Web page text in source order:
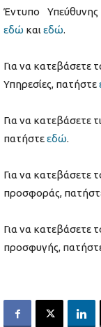
Έντυπο
εδώ και εδώ.
Για να κατεβάσετε
Υπηρεσίες, πατήστε
Για να κατεβάσετε
πατήστεεδώ.
Για να κατεβάσετε
προσφοράς,
Για να κατεβάσετε
προσφυγής,